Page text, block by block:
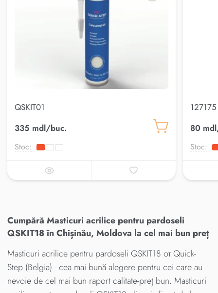
QSKIT01
335 mdl/buc.
Stoc:
80
Stoc:
Cumpără Masticuri acrilice pentru pardoseli
QSKIT18 în Chișinău, Moldova la cel mai bun preț
Masticuri acrilice pentru pardoseli QSKIT18 от Quick-
Step (Belgia) - cea mai bună alegere pentru cei care au
nevoie de cel mai bun raport calitate-preț bun. Masticuri